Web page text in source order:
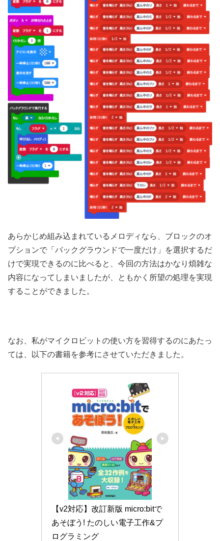
あらかじめ組み込まれているメロディなら、ブロックのオ
プションで「バックグラウンドで一度だけ」を選択するだ
けで実現できるのに比べると、今回の方法はかなり煩雑な
内容になってしまいましたが、ともかく所望の処理を実現
することができました。
なお、私がマイクロビットの使い方を習得するのにあたっ
ては、以下の書籍を参考にさせていただきました。
【v2対応】改訂新版 micro:bitで
あそぼう! たのしい電子工作&プ
ログラミング